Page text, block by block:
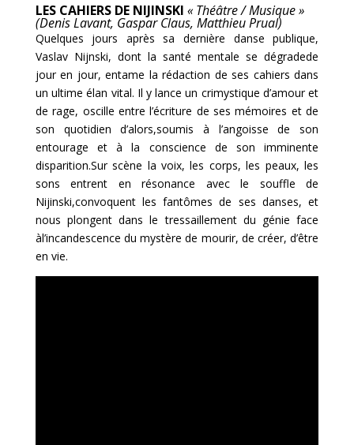
LES CAHIERS DE NIJINSKI « Théâtre / Musique »
(Denis Lavant, Gaspar Claus, Matthieu Prual)
Quelques jours après sa dernière danse publique,
Vaslav Nijnski, dont la santé mentale se dégradede
jour en jour, entame la rédaction de ses cahiers dans
un ultime élan vital. Il y lance un crimystique d’amour et
de rage, oscille entre l’écriture de ses mémoires et de
son quotidien d’alors,soumis à l’angoisse de son
entourage et à la conscience de son imminente
disparition.Sur scène la voix, les corps, les peaux, les
sons entrent en résonance avec le souffle de
Nijinski,convoquent les fantômes de ses danses, et
nous plongent dans le tressaillement du génie face
àl’incandescence du mystère de mourir, de créer, d’être
en vie.